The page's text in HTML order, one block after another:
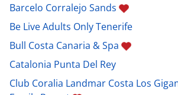
Barcelo Corralejo Sands
Be Live Adults Only Tenerife
Bull Costa Canaria & Spa
Catalonia Punta Del Rey
Club Coralia Landmar Costa Los